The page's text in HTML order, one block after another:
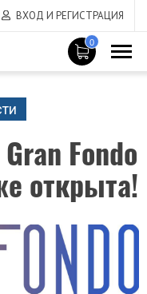
ВХОД И РЕГИСТРАЦИЯ
0
Fondo
открыта!